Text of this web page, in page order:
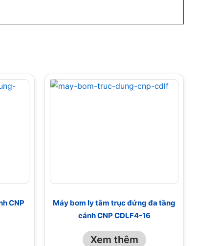
CNP
Máy bơm ly tâm trục đứng đa tầng
cánh CNP CDLF4-16
Xem thêm